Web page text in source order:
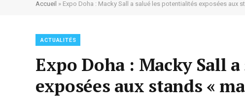
Accueil » Expo Doha : Macky Sall a salué les potentialités exposées aux
ACTUALITÉS
Expo Doha : Macky Sall
exposées aux stands «